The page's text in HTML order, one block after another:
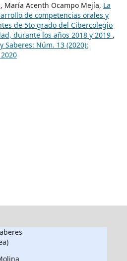
María Acenth Ocampo Mejía, La
de competencias orales y
de 5to grado del Cibercolegio
durante los años 2018 y 2019 ,
Saberes: Núm. 13 (2020):